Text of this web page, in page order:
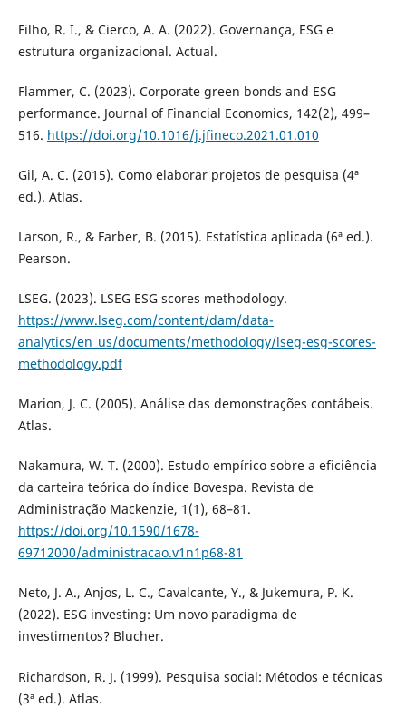
Filho, R. I., & Cierco, A. A. (2022). Governança, ESG e
estrutura organizacional. Actual.
Flammer, C. (2023). Corporate green bonds and ESG
performance. Journal of Financial Economics, 142(2), 499–
516. https://doi.org/10.1016/j.jfineco.2021.01.010
Gil, A. C. (2015). Como elaborar projetos de pesquisa (4ª
ed.). Atlas.
Larson, R., & Farber, B. (2015). Estatística aplicada (6ª ed.).
Pearson.
LSEG. (2023). LSEG ESG scores methodology.
https://www.lseg.com/content/dam/data-
analytics/en_us/documents/methodology/lseg-esg-scores-
methodology.pdf
Marion, J. C. (2005). Análise das demonstrações contábeis.
Atlas.
Nakamura, W. T. (2000). Estudo empírico sobre a eficiência
da carteira teórica do índice Bovespa. Revista de
Administração Mackenzie, 1(1), 68–81.
https://doi.org/10.1590/1678-
69712000/administracao.v1n1p68-81
Neto, J. A., Anjos, L. C., Cavalcante, Y., & Jukemura, P. K.
(2022). ESG investing: Um novo paradigma de
investimentos? Blucher.
Richardson, R. J. (1999). Pesquisa social: Métodos e técnicas
(3ª ed.). Atlas.